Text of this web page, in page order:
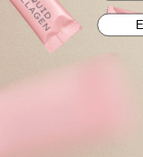
normalen Funktion
des
Stress, zur
einem normalen
und